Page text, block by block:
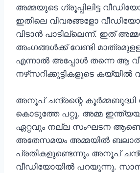
അമ്മയുടെ ഗ്രൂപ്പിലിട്ട
ഇതിലെ വിവരങ്ങളോ
വിടാന്‍ പാടില്ലെന്ന്. ഇത്
അംഗങ്ങള്‍ക്ക് വേണ്ടി
എന്നാല്‍ അപ്പോള്‍ തന്നെ ആ
നഴ്‌സറിക്കുട്ടികളുടെ കയ്യില്‍
അനൂപ് ചന്ദ്രന്റെ കൂര്‍മ്മബുദ്ധി
കൊടുത്തേ പറ്റൂ. അമ്മ
ഏറ്റവും നല്ല സംഘടന
അതേസമയം അമ്മയില്‍
പ്രതികളുണ്ടെന്നും അനൂപ്
വീഡിയോയില്‍ പറയുന്നു.